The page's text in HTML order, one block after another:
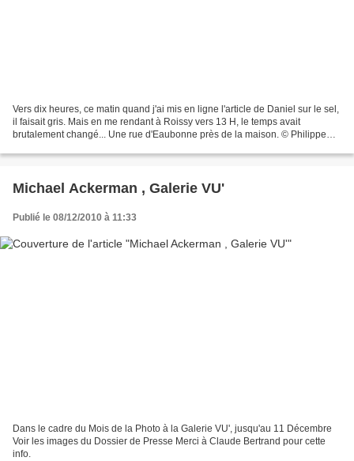
Vers dix heures, ce matin quand j'ai mis en ligne l'article de Daniel sur le sel,
il faisait gris. Mais en me rendant à Roissy vers 13 H, le temps avait
brutalement changé... Une rue d'Eaubonne près de la maison. © Philippe
Michael Ackerman , Galerie VU'
Publié le 08/12/2010 à 11:33
Dans le cadre du Mois de la Photo à la Galerie VU', jusqu'au 11 Décembre
Voir les images du Dossier de Presse Merci à Claude Bertrand pour cette
info.